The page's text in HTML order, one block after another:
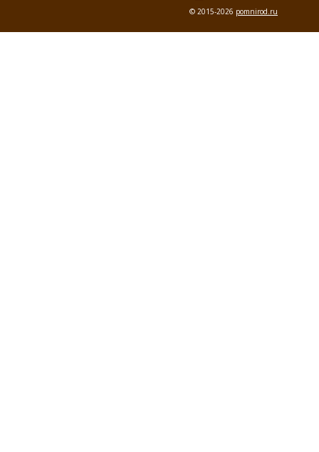
© 2015-2026 pomnirod.ru